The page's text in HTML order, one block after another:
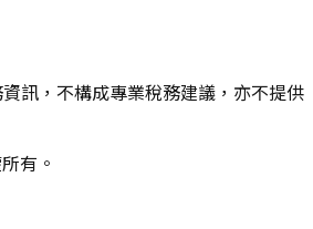
訊，不構成專業稅務建議，亦不提供
有。